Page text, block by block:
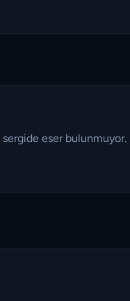
sergide eser bulunmuyor.